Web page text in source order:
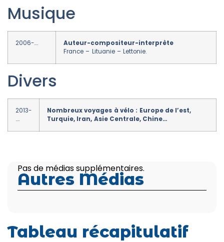
Musique
2006-….
Auteur-compositeur-interprète
France – Lituanie – Lettonie.
Divers
2013-
….
Nombreux voyages à vélo : Europe de l’est,
Turquie, Iran, Asie Centrale, Chine…
Autres Médias
Pas de médias supplémentaires.
Tableau récapitulatif